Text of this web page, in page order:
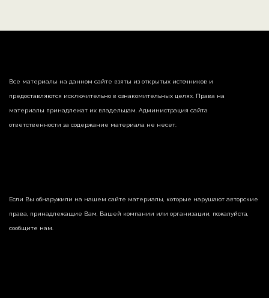
Все материалы на данном сайте взяты из открытых источников и
предоставляются исключительно в ознакомительных целях. Права на
материалы принадлежат их владельцам. Администрация сайта
ответственности за содержание материала не несет.
Если Вы обнаружили на нашем сайте материалы, которые нарушают авторские
права, принадлежащие Вам, Вашей компании или организации, пожалуйста,
сообщите нам.